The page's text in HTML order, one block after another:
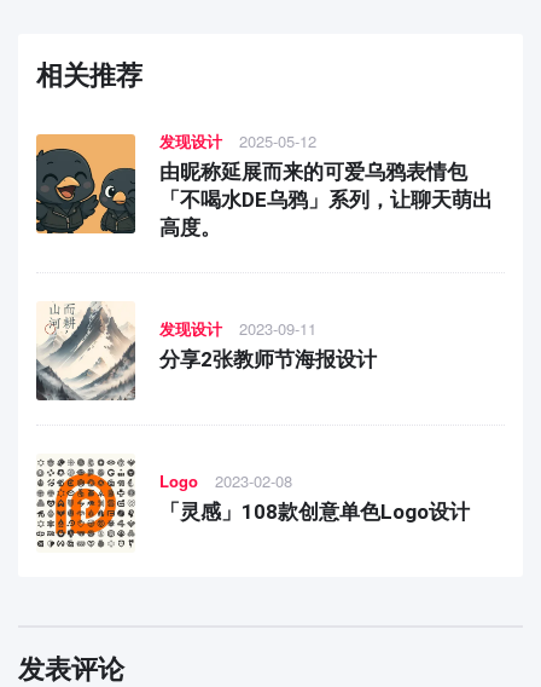
相关推荐
发现设计 2025-05-12
由昵称延展而来的可爱乌鸦表情包
「不喝水DE乌鸦」系列，让聊天萌出
高度。
发现设计 2023-09-11
分享2张教师节海报设计
Logo 2023-02-08
「灵感」108款创意单色Logo设计
发表评论